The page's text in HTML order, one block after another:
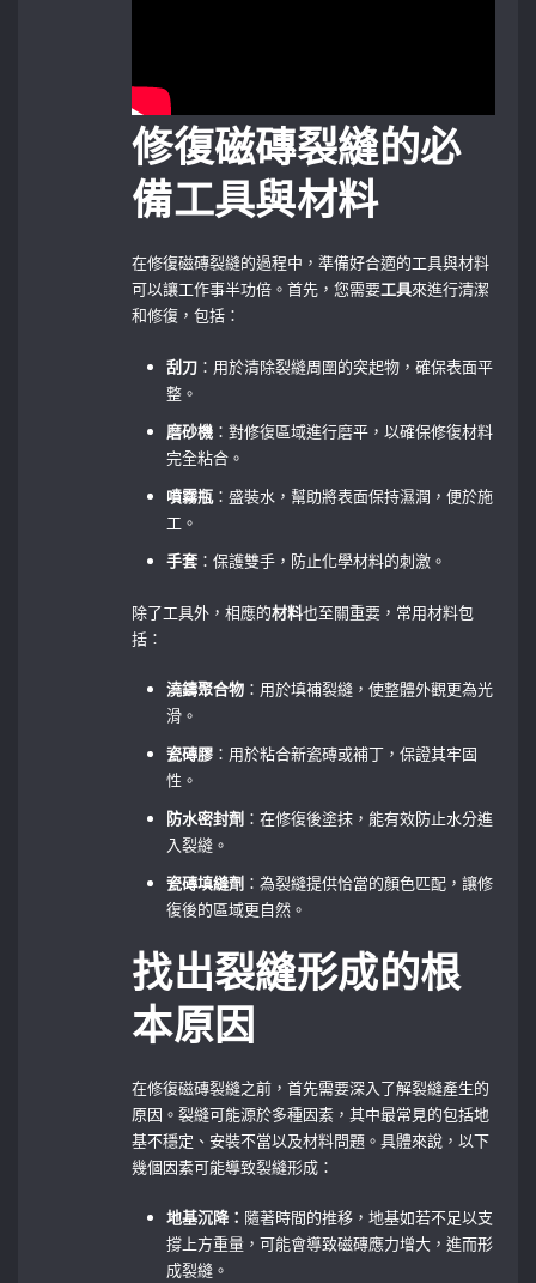
修復磁磚裂縫的必
備工具與材料
在修復磁磚裂縫的過程中，準備好合適的工具與材料
可以讓工作事半功倍。首先，您需要工具來進行清潔
和修復，包括：
刮刀 ：用於清除裂縫周圍的突起物，確保表面平
整。
磨砂機 ：對修復區域進行磨平，以確保修復材料
完全粘合。
噴霧瓶：盛裝水，幫助將表面保持濕潤，便於施
工。
手套：保護雙手，防止化學材料的刺激。
除了工具外，相應的材料也至關重要，常用材料包
括：
澆鑄聚合物 ：用於填補裂縫，使整體外觀更為光
滑。
瓷磚膠 ：用於粘合新瓷磚或補丁，保證其牢固
性。
防水密封劑 ：在修復後塗抹，能有效防止水分進
入裂縫。
瓷磚填縫劑 ：為裂縫提供恰當的顏色匹配，讓修
復後的區域更自然。
找出裂縫形成的根
本原因
在修復磁磚裂縫之前，首先需要深入了解裂縫產生的
原因。裂縫可能源於多種因素，其中最常見的包括地
基不穩定、安裝不當以及材料問題。具體來說，以下
幾個因素可能導致裂縫形成：
地基沉降： 隨著時間的推移，地基如若不足以支
撐上方重量，可能會導致磁磚應力增大，進而形
成裂縫。